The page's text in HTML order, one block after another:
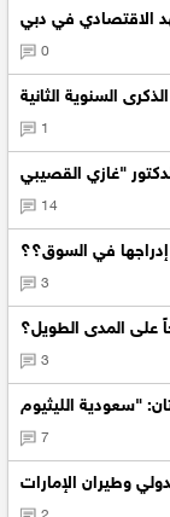
الاقتصادي في دبي
0
السنوية الثانية
1
14
إدراجها في السوق؟؟
3
على المدى الطويل؟
3
7
وطيران الإمارات